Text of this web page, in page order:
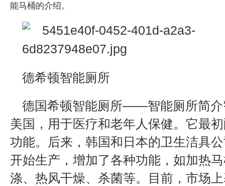
能马桶的介绍。
德希顿智能厕所
德国希顿智能厕所——智能厕所简介
美国，用于医疗和老年人保健。它最
功能。后来，韩国和日本的卫生洁具
开始生产，增加了各种功能，如加热
涤、热风干燥、杀菌等。目前，市场